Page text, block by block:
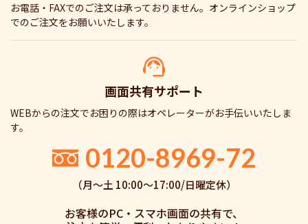
お電話・FAXでのご注文は承っておりません。オンラインショップ
でのご注文をお願いいたします。
画面共有サポート
WEBからの注文でお困りの際はオペレーターがお手伝いいたしま
す。
0120-8969-72
（月〜土 10:00〜17:00/日曜定休）
お客様のPC・スマホ画面の共有で、